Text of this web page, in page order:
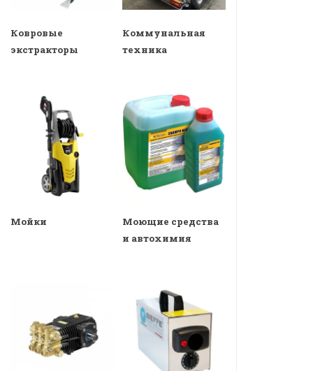
Ковровые
экстракторы
Коммунальная
техника
Мойки
Моющие средства
и автохимия